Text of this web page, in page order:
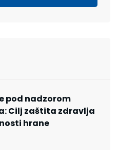
pod nadzorom
Cilj zaštita zdravlja
hrane